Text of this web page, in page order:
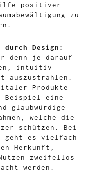
positiver
zu
durch Design:
denn je darauf
intuitiv
auszustrahlen.
Produkte
Beispiel eine
glaubwürdige
welche die
schützen. Bei
geht es vielfach
Herkunft,
zweifellos
werden.